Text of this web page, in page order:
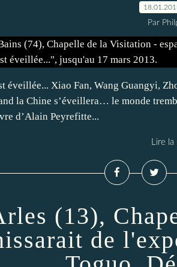
Par
éveillée... Xiao Fan, Wang Guangyi,
la Chine s’éveillera… le monde
d’Alain Peyrefitte...
Lire la
(13),
de